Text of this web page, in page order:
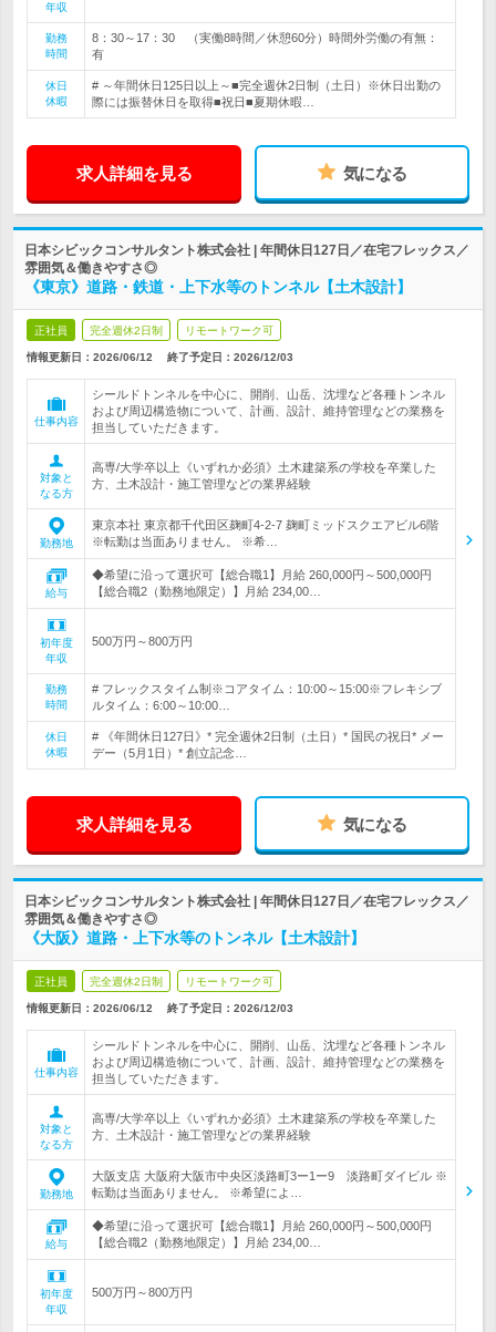
年収
勤務
時間
8：30～17：30 （実働8時間／休憩60分）時間外労働の有無：
有
休日
休暇
# ～年間休日125日以上～■完全週休2日制（土日）※休日出勤の
際には振替休日を取得■祝日■夏期休暇…
求人詳細を見る 気になる
日本シビックコンサルタント株式会社 | 年間休日127日／在宅フレックス／
雰囲気＆働きやすさ◎
《東京》道路・鉄道・上下水等のトンネル【土木設計】
正社員 完全週休2日制 リモートワーク可
情報更新日：2026/06/12 終了予定日： 2026/12/03
仕事内容
シールドトンネルを中心に、開削、山岳、沈埋など各種トンネル
および周辺構造物について、計画、設計、維持管理などの業務を
担当していただきます。
対象と
なる方
高専/大学卒以上《いずれか必須》土木建築系の学校を卒業した
方、土木設計・施工管理などの業界経験
勤務地
東京本社 東京都千代田区麹町4-2-7 麹町ミッドスクエアビル6階
※転勤は当面ありません。 ※希…
給与
◆希望に沿って選択可【総合職1】月給 260,000円～500,000円
【総合職2（勤務地限定）】月給 234,00…
初年度
年収
500万円～800万円
勤務
時間
# フレックスタイム制※コアタイム：10:00～15:00※フレキシブ
ルタイム：6:00～10:00…
休日
休暇
# 《年間休日127日》* 完全週休2日制（土日）* 国民の祝日* メー
デー（5月1日）* 創立記念…
求人詳細を見る 気になる
日本シビックコンサルタント株式会社 | 年間休日127日／在宅フレックス／
雰囲気＆働きやすさ◎
《大阪》道路・上下水等のトンネル【土木設計】
正社員 完全週休2日制 リモートワーク可
情報更新日：2026/06/12 終了予定日： 2026/12/03
仕事内容
シールドトンネルを中心に、開削、山岳、沈埋など各種トンネル
および周辺構造物について、計画、設計、維持管理などの業務を
担当していただきます。
対象と
なる方
高専/大学卒以上《いずれか必須》土木建築系の学校を卒業した
方、土木設計・施工管理などの業界経験
勤務地
大阪支店 大阪府大阪市中央区淡路町3ー1ー9 淡路町ダイビル ※
転勤は当面ありません。 ※希望によ…
給与
◆希望に沿って選択可【総合職1】月給 260,000円～500,000円
【総合職2（勤務地限定）】月給 234,00…
初年度
年収
500万円～800万円